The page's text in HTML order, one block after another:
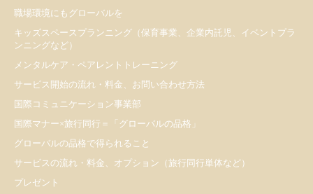
職場環境にもグローバルを
キッズスペースプランニング（保育事業、企業内託児、イベントプラ
ンニングなど）
メンタルケア・ペアレントトレーニング
サービス開始の流れ・料金、お問い合わせ方法
国際コミュニケーション事業部
国際マナー×旅行同行＝「グローバルの品格」
グローバルの品格で得られること
サービスの流れ・料金、オプション（旅行同行単体など）
プレゼント